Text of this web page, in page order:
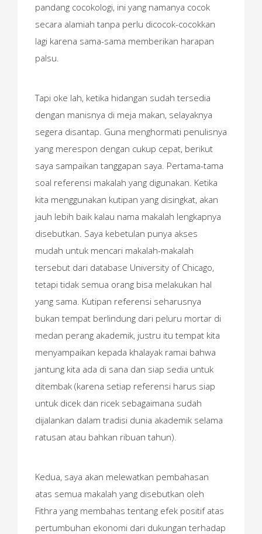
pandang cocokologi, ini yang namanya cocok
secara alamiah tanpa perlu dicocok-cocokkan
lagi karena sama-sama memberikan harapan
palsu.
Tapi oke lah, ketika hidangan sudah tersedia
dengan manisnya di meja makan, selayaknya
segera disantap. Guna menghormati penulisnya
yang merespon dengan cukup cepat, berikut
saya sampaikan tanggapan saya. Pertama-tama
soal referensi makalah yang digunakan. Ketika
kita menggunakan kutipan yang disingkat, akan
jauh lebih baik kalau nama makalah lengkapnya
disebutkan. Saya kebetulan punya akses
mudah untuk mencari makalah-makalah
tersebut dari database University of Chicago,
tetapi tidak semua orang bisa melakukan hal
yang sama. Kutipan referensi seharusnya
bukan tempat berlindung dari peluru mortar di
medan perang akademik, justru itu tempat kita
menyampaikan kepada khalayak ramai bahwa
jantung kita ada di sana dan siap sedia untuk
ditembak (karena setiap referensi harus siap
untuk dicek dan ricek sebagaimana sudah
dijalankan dalam tradisi dunia akademik selama
ratusan atau bahkan ribuan tahun).
Kedua, saya akan melewatkan pembahasan
atas semua makalah yang disebutkan oleh
Fithra yang membahas tentang efek positif atas
pertumbuhan ekonomi dari dukungan terhadap